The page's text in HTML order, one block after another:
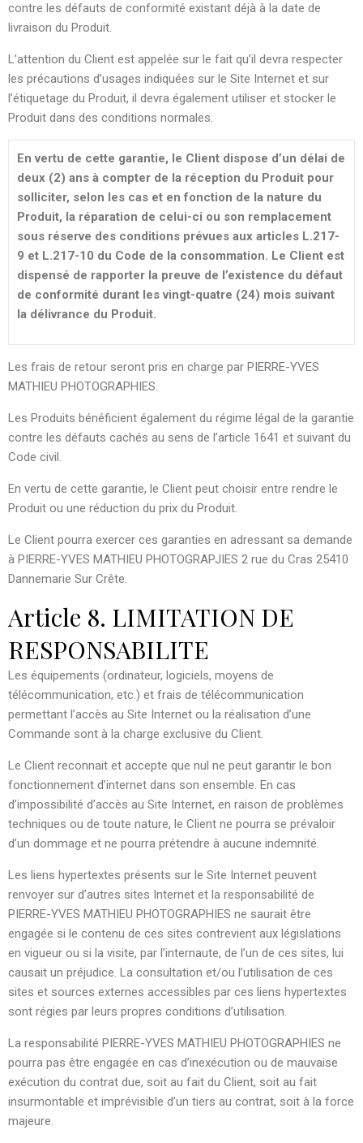
contre les défauts de conformité existant déjà à la date de
livraison du Produit.
L’attention du Client est appelée sur le fait qu’il devra respecter
les précautions d’usages indiquées sur le Site Internet et sur
l’étiquetage du Produit, il devra également utiliser et stocker le
Produit dans des conditions normales.
En vertu de cette garantie, le Client dispose d’un délai de
deux (2) ans à compter de la réception du Produit pour
solliciter, selon les cas et en fonction de la nature du
Produit, la réparation de celui-ci ou son remplacement
sous réserve des conditions prévues aux articles L.217-
9 et L.217-10 du Code de la consommation. Le Client est
dispensé de rapporter la preuve de l’existence du défaut
de conformité durant les vingt-quatre (24) mois suivant
la délivrance du Produit.
Les frais de retour seront pris en charge par PIERRE-YVES
MATHIEU PHOTOGRAPHIES.
Les Produits bénéficient également du régime légal de la garantie
contre les défauts cachés au sens de l’article 1641 et suivant du
Code civil.
En vertu de cette garantie, le Client peut choisir entre rendre le
Produit ou une réduction du prix du Produit.
Le Client pourra exercer ces garanties en adressant sa demande
à PIERRE-YVES MATHIEU PHOTOGRAPJIES 2 rue du Cras 25410
Dannemarie Sur Crête.
Article 8. LIMITATION DE
RESPONSABILITE
Les équipements (ordinateur, logiciels, moyens de
télécommunication, etc.) et frais de télécommunication
permettant l’accès au Site Internet ou la réalisation d’une
Commande sont à la charge exclusive du Client.
Le Client reconnait et accepte que nul ne peut garantir le bon
fonctionnement d’internet dans son ensemble. En cas
d’impossibilité d’accès au Site Internet, en raison de problèmes
techniques ou de toute nature, le Client ne pourra se prévaloir
d’un dommage et ne pourra prétendre à aucune indemnité.
Les liens hypertextes présents sur le Site Internet peuvent
renvoyer sur d’autres sites Internet et la responsabilité de
PIERRE-YVES MATHIEU PHOTOGRAPHIES ne saurait être
engagée si le contenu de ces sites contrevient aux législations
en vigueur ou si la visite, par l’internaute, de l’un de ces sites, lui
causait un préjudice. La consultation et/ou l’utilisation de ces
sites et sources externes accessibles par ces liens hypertextes
sont régies par leurs propres conditions d’utilisation.
La responsabilité PIERRE-YVES MATHIEU PHOTOGRAPHIES ne
pourra pas être engagée en cas d’inexécution ou de mauvaise
exécution du contrat due, soit au fait du Client, soit au fait
insurmontable et imprévisible d’un tiers au contrat, soit à la force
majeure.